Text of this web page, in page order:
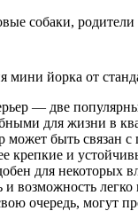
собаки,
— две
для жизни в
быть связан
крепкие и
для некоторых
очередь, могут